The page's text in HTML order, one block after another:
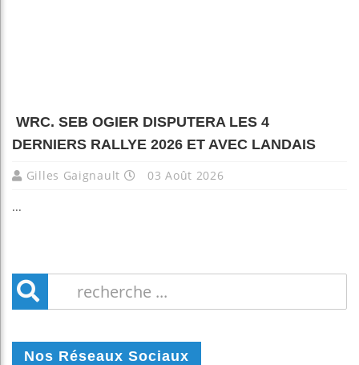
WRC. SEB OGIER DISPUTERA LES 4
DERNIERS RALLYE 2026 ET AVEC LANDAIS
Gilles Gaignault 03 Août 2026
...
Nos Réseaux Sociaux